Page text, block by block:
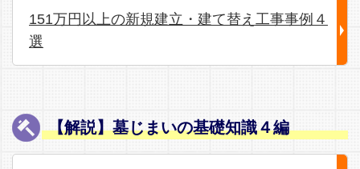
151万円以上の新規建立・建て替え工事事例４
選
【解説】墓じまいの基礎知識４編